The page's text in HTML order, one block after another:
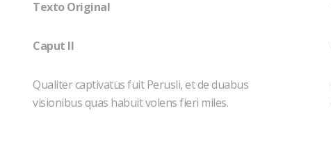
Texto Original
Caput II
Qualiter captivatus fuit Perusli, et de duabus
visionibus quas habuit volens fieri miles.